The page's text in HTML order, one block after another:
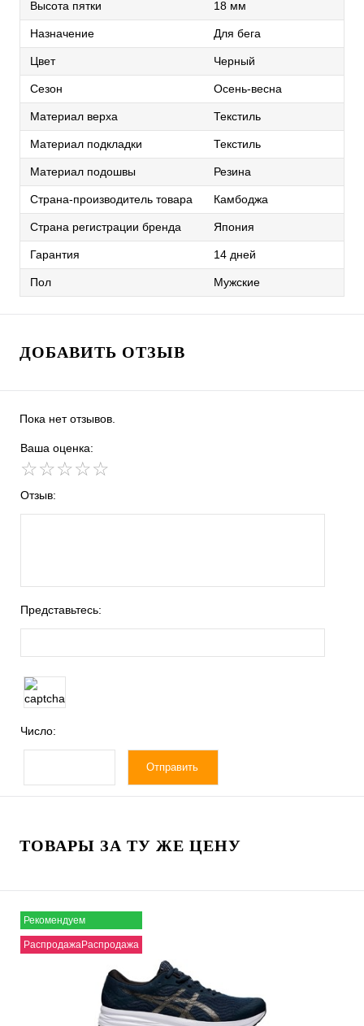
Высота пятки 18 мм
Назначение Для бега
Цвет Черный
Сезон Осень-весна
Материал верха Текстиль
Материал подкладки Текстиль
Материал подошвы Резина
Страна-производитель товара Камбоджа
Страна регистрации бренда Япония
Гарантия 14 дней
Пол Мужские
ДОБАВИТЬ ОТЗЫВ
Пока нет отзывов.
Ваша оценка:
☆☆☆☆☆
★★★★★
Отзыв:
Представьтесь:
Число:
ТОВАРЫ ЗА ТУ ЖЕ ЦЕНУ
Рекомендуем
РаспродажаРаспродажа